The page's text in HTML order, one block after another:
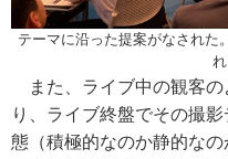
テーマに沿った提案がなされた
また、ライブ中の観客の
り、ライブ終盤でその撮
態（積極的なのか静的な